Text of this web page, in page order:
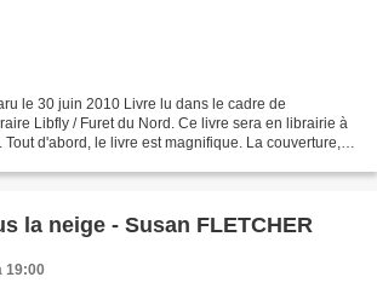
le 30 juin 2010 Livre lu dans le cadre de
Libfly / Furet du Nord. Ce livre sera en librairie à
d'abord, le livre est magnifique. La couverture,
la neige - Susan FLETCHER
19:00